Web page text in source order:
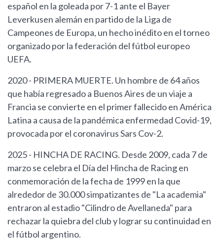
español en la goleada por 7-1 ante el Bayer
Leverkusen alemán en partido de la Liga de
Campeones de Europa, un hecho inédito en el torneo
organizado por la federación del fútbol europeo
UEFA.
2020 - PRIMERA MUERTE. Un hombre de 64 años
que había regresado a Buenos Aires de un viaje a
Francia se convierte en el primer fallecido en América
Latina a causa de la pandémica enfermedad Covid-19,
provocada por el coronavirus Sars Cov-2.
2025 - HINCHA DE RACING. Desde 2009, cada 7 de
marzo se celebra el Día del Hincha de Racing en
conmemoración de la fecha de 1999 en la que
alrededor de 30.000 simpatizantes de "La academia"
entraron al estadio "Cilindro de Avellaneda" para
rechazar la quiebra del club y lograr su continuidad en
el fútbol argentino.